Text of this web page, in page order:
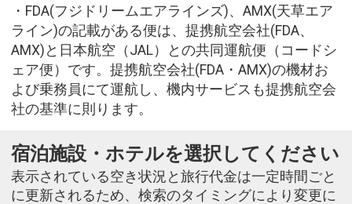
・FDA(フジドリームエアラインズ)、AMX(天草エア
ライン)の記載がある便は、提携航空会社(FDA、
AMX)と日本航空（JAL）との共同運航便（コードシ
ェア便）です。提携航空会社(FDA・AMX)の機材お
よび乗務員にて運航し、機内サービスも提携航空会
社の基準に則ります。
宿泊施設・ホテルを選択してください
表示されている空き状況と旅行代金は一定時間ごと
に更新されるため、検索のタイミングにより変更に